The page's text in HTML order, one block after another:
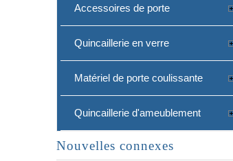
Accessoires de porte
Quincaillerie en verre
Matériel de porte coulissante
Quincaillerie d'ameublement
Nouvelles connexes
Poignée de traction commerciale